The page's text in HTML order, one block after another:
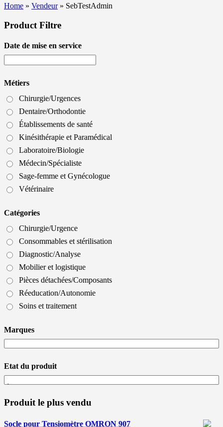
Home » Vendeur» SebTestAdmin
Product Filtre
Date de mise en service
Métiers
Chirurgie/Urgences
Dentaire/Orthodontie
Établissements de santé
Kinésithérapie et Paramédical
Laboratoire/Biologie
Médecin/Spécialiste
Sage-femme et Gynécologue
Vétérinaire
Catégories
Chirurgie/Urgence
Consommables et stérilisation
Diagnostic/Analyse
Mobilier et logistique
Pièces détachées/Composants
Réeducation/Autonomie
Soins et traitement
Marques
Etat du produit
Produit le plus vendu
Socle pour Tensiomètre OMRON 907